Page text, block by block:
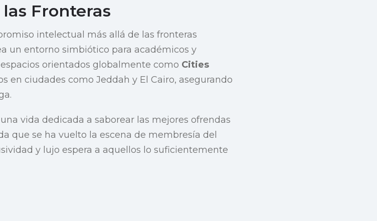
Fronteras
intelectual más allá de las fronteras
un entorno simbiótico para académicos y
orientados globalmente como Cities
en ciudades como Jeddah y El Cairo, asegurando
vida dedicada a saborear las mejores ofrendas
que se ha vuelto la escena de membresía del
y lujo espera a aquellos lo suficientemente